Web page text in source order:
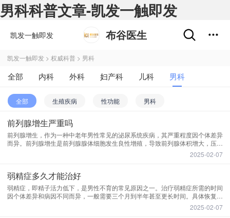
男科科普文章-凯发一触即发
凯发一触即发 布谷医生
凯发一触即发 > 权威科普 > 男科
全部 内科 外科 妇产科 儿科
男科
肿瘤科
不孕不育 五官科
精神心理科
皮肤性病科
中医科
医学影像和放射治疗科
药剂科 其他
全部 生殖疾病 性功能 男科
前列腺增生严重吗
前列腺增生，作为一种中老年男性常见的泌尿系统疾病，其严重程度因个体差异
而异。前列腺增生是前列腺腺体细胞发生良性增殖，导致前列腺体积增大，压迫
尿道，引起排尿困难等症状。轻度前列腺增生通常并不严重。早期症状可能仅表
2025-02-07
弱精症多久才能治好
弱精症，即精子活力低下，是男性不育的常见原因之一。治疗弱精症所需的时间
因个体差异和病因不同而异，一般需要三个月到半年甚至更长时间。具体恢复时
间取决于病情的严重程度、治疗方法以及患者的身体状况。弱精症的治疗是一个
2025-02-07